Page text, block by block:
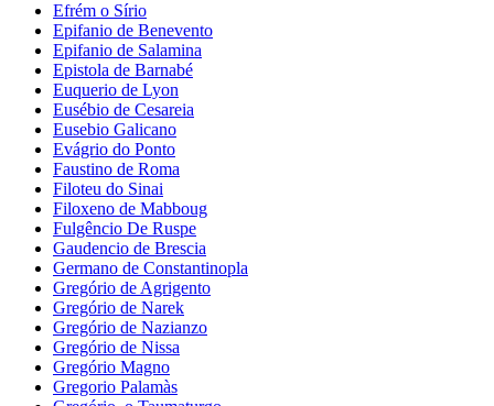
Efrém o Sírio
Epifanio de Benevento
Epifanio de Salamina
Epistola de Barnabé
Euquerio de Lyon
Eusébio de Cesareia
Eusebio Galicano
Evágrio do Ponto
Faustino de Roma
Filoteu do Sinai
Filoxeno de Mabboug
Fulgêncio De Ruspe
Gaudencio de Brescia
Germano de Constantinopla
Gregório de Agrigento
Gregório de Narek
Gregório de Nazianzo
Gregório de Nissa
Gregório Magno
Gregorio Palamàs